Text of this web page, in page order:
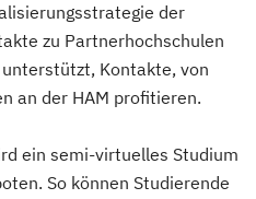
der
zu Partnerhochschulen
Kontakte, von
an der HAM profitieren.
ein semi-virtuelles Studium
So können Studierende